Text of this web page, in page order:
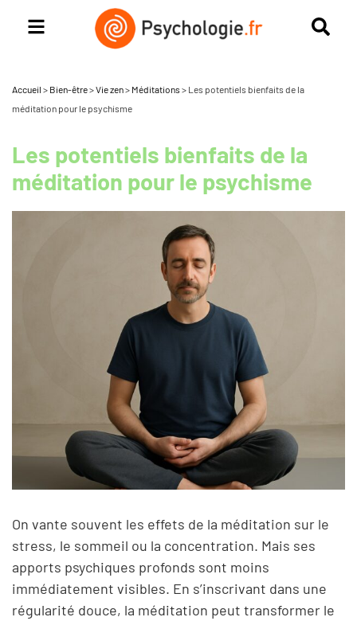
Accueil > Bien-être>Vie zen> Méditations > Les potentiels bienfaits de la
méditation pour le psychisme
Les potentiels bienfaits de la
méditation pour le psychisme
On vante souvent les effets de la méditation sur le
stress, le sommeil ou la concentration. Mais ses
apports psychiques profonds sont moins
immédiatement visibles. En s’inscrivant dans une
régularité douce, la méditation peut transformer le